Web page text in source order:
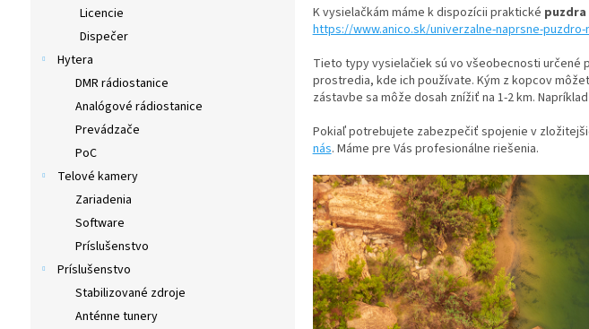
Licencie
Dispečer
Hytera
DMR rádiostanice
Analógové rádiostanice
Prevádzače
PoC
Telové kamery
Zariadenia
Software
Príslušenstvo
Príslušenstvo
Stabilizované zdroje
Anténne tunery
K vysielačkám máme k dispozícii praktické puzdra
https://www.anico.sk/univerzalne-naprsne-
Tieto typy vysielačiek sú vo všeobecnosti určené
prostredia, kde ich používate. Kým z kopcov
zástavbe sa môže dosah znížiť na 1-2 km.
Pokiaľ potrebujete zabezpečiť spojenie v
nás. Máme pre Vás profesionálne riešenia.